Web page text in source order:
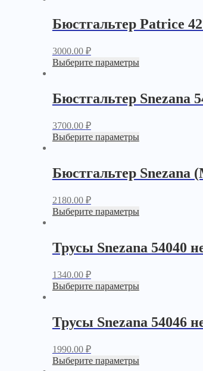
Бюстгальтер Patrice
3000.00 ₽
Выберите параметры
Бюстгальтер Snezana
3700.00 ₽
Выберите параметры
Бюстгальтер Snezana
2180.00 ₽
Выберите параметры
Трусы Snezana 54040
1340.00 ₽
Выберите параметры
Трусы Snezana 54046
1990.00 ₽
Выберите параметры